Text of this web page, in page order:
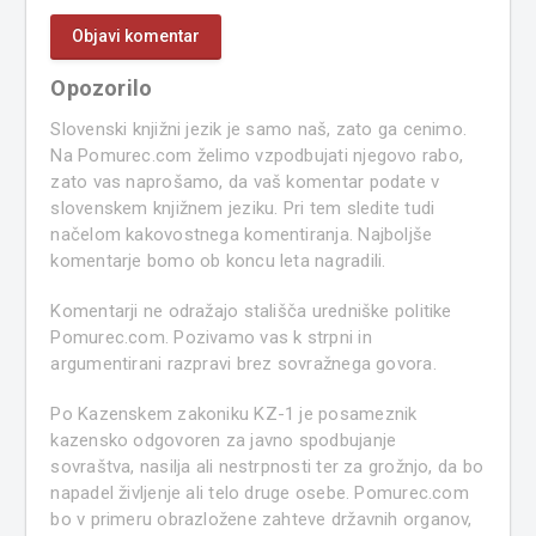
Opozorilo
Slovenski knjižni jezik je samo naš, zato ga cenimo.
Na Pomurec.com želimo vzpodbujati njegovo rabo,
zato vas naprošamo, da vaš komentar podate v
slovenskem knjižnem jeziku. Pri tem sledite tudi
načelom kakovostnega komentiranja. Najboljše
komentarje bomo ob koncu leta nagradili.
Komentarji ne odražajo stališča uredniške politike
Pomurec.com. Pozivamo vas k strpni in
argumentirani razpravi brez sovražnega govora.
Po Kazenskem zakoniku KZ-1 je posameznik
kazensko odgovoren za javno spodbujanje
sovraštva, nasilja ali nestrpnosti ter za grožnjo, da bo
napadel življenje ali telo druge osebe. Pomurec.com
bo v primeru obrazložene zahteve državnih organov,